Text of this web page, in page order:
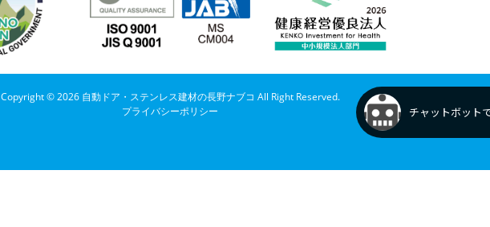
Copyright © 2026 自動ドア・ステンレス建材の長野ナブコ All Right Reserved.
プライバシーポリシー